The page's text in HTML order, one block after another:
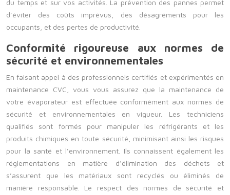
du temps et sur vos activités. La prévention des pannes permet
d’éviter des coûts imprévus, des désagréments pour les
occupants, et des pertes de productivité.
Conformité rigoureuse aux normes de
sécurité et environnementales
En faisant appel à des professionnels certifiés et expérimentés en
maintenance CVC, vous vous assurez que la maintenance de
votre évaporateur est effectuée conformément aux normes de
sécurité et environnementales en vigueur. Les techniciens
qualifiés sont formés pour manipuler les réfrigérants et les
produits chimiques en toute sécurité, minimisant ainsi les risques
pour la santé et l’environnement. Ils connaissent également les
réglementations en matière d’élimination des déchets et
s’assurent que les matériaux sont recyclés ou éliminés de
manière responsable. Le respect des normes de sécurité et